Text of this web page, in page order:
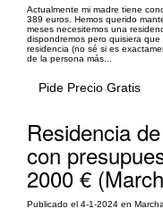
Actualmente mi madre tiene
389 euros. Hemos querido
meses necesitemos una
dispondremos pero quisiera
residencia (no sé si es
de la persona más...
Pide Precio Gratis
Residencia
con
2000 €
Publicado el 4-1-2024 en